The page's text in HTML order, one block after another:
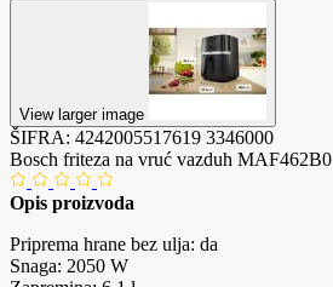
View larger image
ŠIFRA: 4242005517619 3346000
Bosch friteza na vruć vazduh MAF462B0
Opis proizvoda
Priprema hrane bez ulja: da
Snaga: 2050 W